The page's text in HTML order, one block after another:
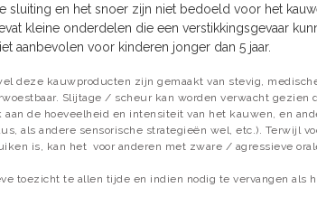
sluiting en het snoer zijn niet bedoeld voor het
kleine onderdelen die een verstikkingsgevaar
aanbevolen voor kinderen jonger dan 5 jaar.
deze kauwproducten zijn gemaakt van stevig,
Slijtage / scheur kan worden verwacht gezien
aan de hoeveelheid en intensiteit van het kauwen, en
als andere sensorische strategieën wel, etc.). Terwijl
is, kan het voor anderen met zware / agressieve
toezicht te allen tijde en indien nodig te vervangen als